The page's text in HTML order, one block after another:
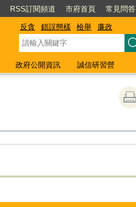
RSS訂閱頻道 市府首頁 常見問答
反貪 錯誤態樣 檢舉
廉政
政府公開資訊
誠信研習營